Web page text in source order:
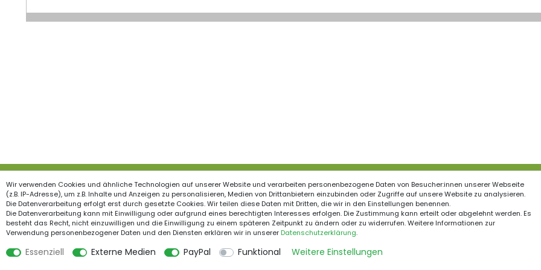
Wir verwenden Cookies und ähnliche Technologien auf unserer Website und verarbeiten personenbezogene Daten von Besucher:innen unserer Webseite
(z.B. IP-Adresse), um z.B. Inhalte und Anzeigen zu personalisieren, Medien von Drittanbietern einzubinden oder Zugriffe auf unsere Website zu analysieren.
Die Datenverarbeitung erfolgt erst durch gesetzte Cookies. Wir teilen diese Daten mit Dritten, die wir in den Einstellungen benennen.
Die Datenverarbeitung kann mit Einwilligung oder aufgrund eines berechtigten Interesses erfolgen. Die Zustimmung kann erteilt oder abgelehnt werden. Es
besteht das Recht, nicht einzuwilligen und die Einwilligung zu einem späteren Zeitpunkt zu ändern oder zu widerrufen. Weitere Informationen zur
Verwendung personenbezogener Daten und den Diensten erklären wir in unserer Daten­schutz­erklärung.
Essenziell Externe Medien PayPal Funktional Weitere Einstellungen
Produkte
Garten & Wohndekorationen
Holzzäune
Gartenstege
Informationen
Widerrufsrecht
Impressum
AGB
Schnelle